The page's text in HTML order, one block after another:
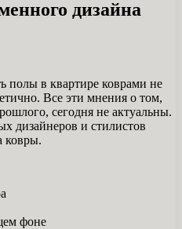
дизайна
полы в квартире коврами не
Все эти мнения о том,
сегодня не актуальны.
дизайнеров и стилистов
ковры.
фоне